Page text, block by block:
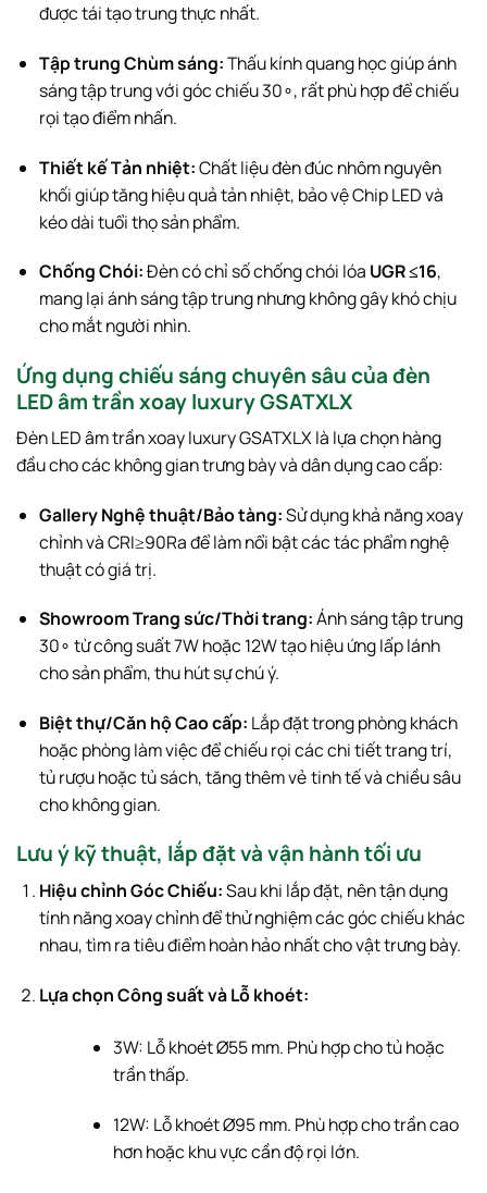
được tái tạo trung thực nhất.
Tập trung Chùm sáng:Thấu kính quang học giúp ánh
sáng tập trung với góc chiếu30∘, rất phù hợp để chiếu
rọi tạo điểm nhấn.
Thiết kế Tản nhiệt:Chất liệu đèn đúc nhôm nguyên
khối giúp tăng hiệu quả tản nhiệt, bảo vệ Chip LED và
kéo dài tuổi thọ sản phẩm.
Chống Chói:Đèn có chỉ số chống chói lóa UGR≤16,
mang lại ánh sáng tập trung nhưng không gây khó chịu
cho mắt người nhìn.
Ứng dụng chiếu sáng chuyên sâu của đèn
LED âm trần xoay luxury GSATXLX
Đèn LED âm trần xoay luxury GSATXLX là lựa chọn hàng
đầu cho các không gian trưng bày và dân dụng cao cấp:
Gallery Nghệ thuật/Bảo tàng:Sử dụng khả năng xoay
chỉnh vàCRI≥90Rađể làm nổi bật các tác phẩm nghệ
thuật có giá trị.
Showroom Trang sức/Thời trang:Ánh sáng tập trung
30∘ từ công suất7Whoặc 12Wtạo hiệu ứng lấp lánh
cho sản phẩm, thu hút sự chú ý.
Biệt thự/Căn hộ Cao cấp: Lắp đặt trong phòng khách
hoặc phòng làm việc để chiếu rọi các chi tiết trang trí,
tủ rượu hoặc tủ sách, tăng thêm vẻ tinh tế và chiều sâu
cho không gian.
Lưu ý kỹ thuật, lắp đặt và vận hành tối ưu
Hiệu chỉnh Góc Chiếu:Sau khi lắp đặt, nên tận dụng
tính năng xoay chỉnh để thử nghiệm các góc chiếu khác
nhau, tìm ra tiêu điểm hoàn hảo nhất cho vật trưng bày.
Lựa chọn Công suất và Lỗ khoét:
3W: Lỗ khoétØ55mm. Phù hợp cho tủ hoặc
trần thấp.
12W: Lỗ khoétØ95mm. Phù hợp cho trần cao
hơn hoặc khu vực cần độ rọi lớn.